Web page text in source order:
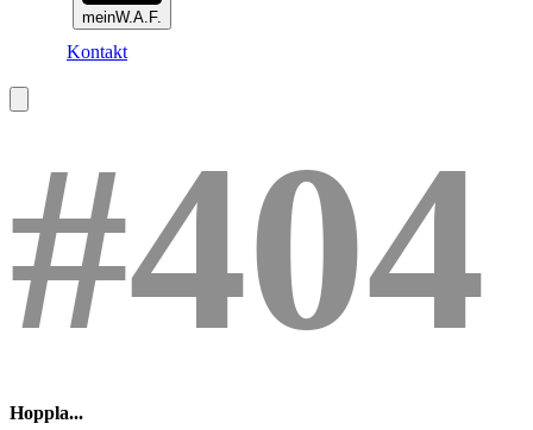
meinW.A.F.
Kontakt
#404
Hoppla...